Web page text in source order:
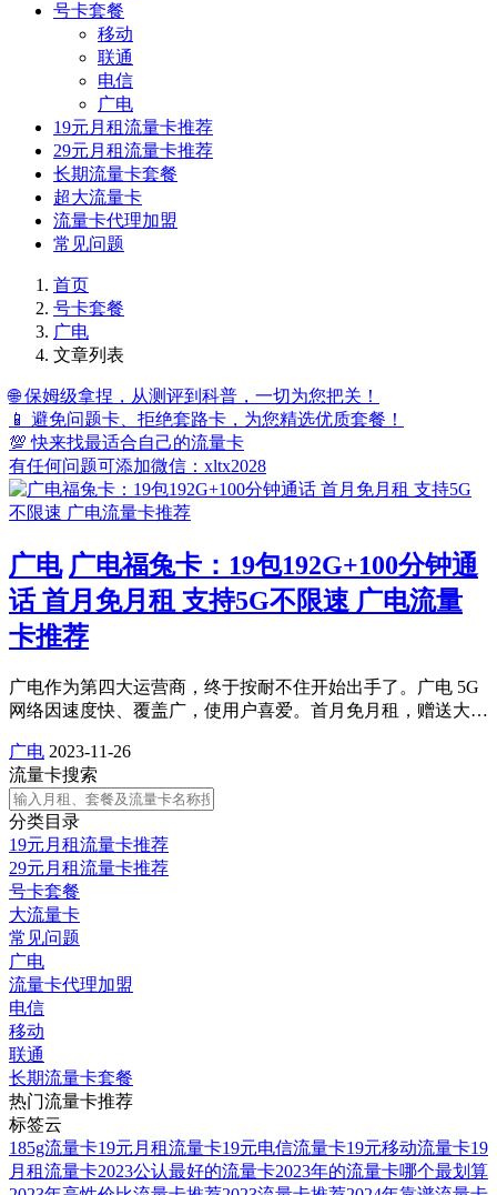
号卡套餐
移动
联通
电信
广电
19元月租流量卡推荐
29元月租流量卡推荐
长期流量卡套餐
超大流量卡
流量卡代理加盟
常见问题
首页
号卡套餐
广电
文章列表
🌐 保姆级拿捏，从测评到科普，一切为您把关！
📱 避免问题卡、拒绝套路卡，为您精选优质套餐！
💯 快来找最适合自己的流量卡
有任何问题可添加微信：xltx2028
广电 广电福兔卡：19包192G+100分钟通
话 首月免月租 支持5G不限速 广电流量
卡推荐
广电作为第四大运营商，终于按耐不住开始出手了。广电 5G
网络因速度快、覆盖广，使用户喜爱。首月免月租，赠送大…
广电 2023-11-26
流量卡搜索
分类目录
19元月租流量卡推荐
29元月租流量卡推荐
号卡套餐
大流量卡
常见问题
广电
流量卡代理加盟
电信
移动
联通
长期流量卡套餐
热门流量卡推荐
标签云
185g流量卡19元月租流量卡19元电信流量卡19元移动流量卡19
月租流量卡2023公认最好的流量卡2023年的流量卡哪个最划算